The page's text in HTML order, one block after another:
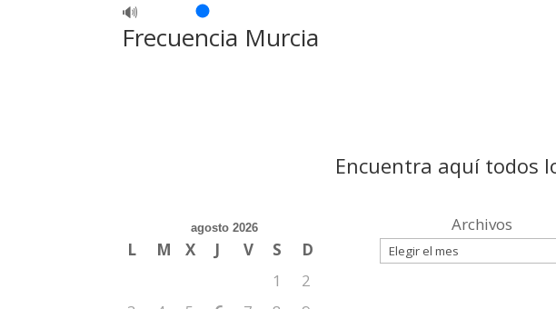
🔊
Frecuencia Murcia
Encuentra aquí todos
agosto 2026
L M X J V S
D
1
2
Archivos